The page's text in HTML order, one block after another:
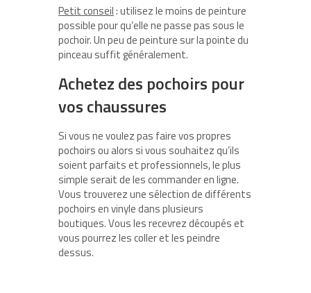
Petit conseil: utilisez le moins de peinture
possible pour qu’elle ne passe pas sous le
pochoir. Un peu de peinture sur la pointe du
pinceau suffit généralement.
Achetez des pochoirs pour
vos chaussures
Si vous ne voulez pas faire vos propres
pochoirs ou alors si vous souhaitez qu’ils
soient parfaits et professionnels, le plus
simple serait de les commander en ligne.
Vous trouverez une sélection de différents
pochoirs en vinyle dans plusieurs
boutiques. Vous les recevrez découpés et
vous pourrez les coller et les peindre
dessus.